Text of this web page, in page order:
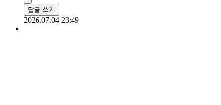
답글 쓰기
2026.07.04 23:49